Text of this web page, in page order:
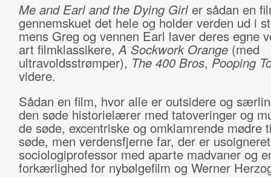
Me and Earl and the Dying Girler sådan en
gennemskuet det hele og holder verden ud i
mens Greg og vennen Earl laver deres egne
art filmklassikere,A Sockwork Orange(med
ultravoldsstrømper), The 400 Bros, Pooping
videre.
Sådan en film, hvor alle er outsidere og
den søde historielærer med tatoveringer og
de søde, excentriske og omklamrende mødre
søde, men verdensfjerne far, der er usoigneret
sociologiprofessor med aparte madvaner og
forkærlighed for nybølgefilm og Werner